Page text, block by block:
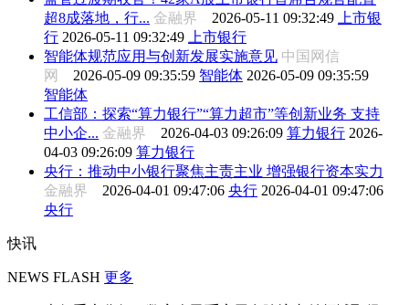
超8成落地，行... 金融界 2026-05-11 09:32:49
上市银
行 2026-05-11 09:32:49
上市银行
智能体规范应用与创新发展实施意见 中国网信
网 2026-05-09 09:35:59 智能体 2026-05-09 09:35:59
智能体
工信部：探索“算力银行”“算力超市”等创新业务 支持
中小企... 金融界 2026-04-03 09:26:09 算力银行 2026-
04-03 09:26:09 算力银行
央行：推动中小银行聚焦主责主业 增强银行资本实力
金融界 2026-04-01 09:47:06 央行 2026-04-01 09:47:06
央行
快讯
NEWS FLASH 更多